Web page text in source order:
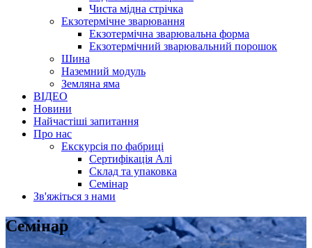
Чиста мідна стрічка
Екзотермічне зварювання
Екзотермічна зварювальна форма
Екзотермічний зварювальний порошок
Шина
Наземний модуль
Земляна яма
ВІДЕО
Новини
Найчастіші запитання
Про нас
Екскурсія по фабриці
Сертифікація Алі
Склад та упаковка
Семінар
Зв'яжіться з нами
Семінар